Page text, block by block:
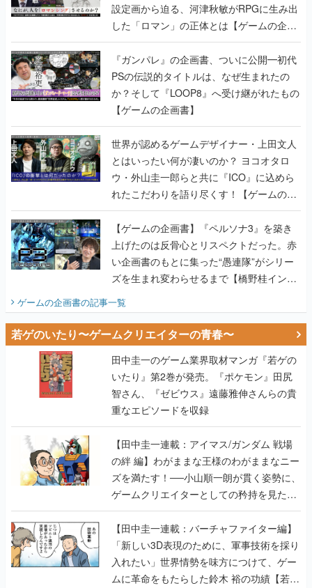
設定画から迫る、河津秋敏がRPGに生み出
した「ロマン」の正体とは【ゲームの企画
書】
『ガンパレ』の企画書、ついに公開━初代
PSの伝説的タイトルは、なぜ生まれたの
か？そして『LOOP8』へ受け継がれたもの
【ゲームの企画書】
世界が認めるゲームデザイナー・上田文人
とはいったい何が凄いのか？ ヨコオタロ
ウ・外山圭一郎らと共に『ICO』に込めら
れたこだわりを語り尽くす！【ゲームの企
画書】
【ゲームの企画書】『ペルソナ3』を築き
上げたのは反骨心とリスペクトだった。赤
い企画書のもとに集った“愚連隊”がシリー
ズを生まれ変わらせるまで【橋野桂インタ
ゲームの企画書の記事一覧
若ゲのいたり〜ゲームクリエイターの青春〜
田中圭一のゲーム業界取材マンガ『若ゲの
いたり』第2巻が発売。『ポケモン』田尻
智さん、『ゼビウス』遠藤雅伸さんらの貴
重なエピソードを収録
【田中圭一連載：アイマス/ガンダム 戦場
の絆 編】わがままな王様のわがままなニー
ズを満たす！──小山順一朗が貫く姿勢に、
ゲームクリエイターとしての矜持を見た
【若ゲのいたり最終回】
【田中圭一連載：バーチャファイター編】
「新しい3D表現のために、軍事技術を採り
入れたい」世界情勢を味方につけて、ゲー
ムに革命をもたらした鈴木 裕の功績【若ゲ